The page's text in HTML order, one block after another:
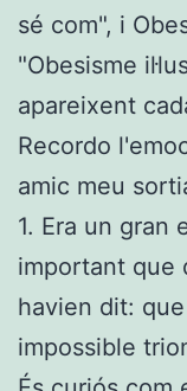
sé com", i
"Obesisme
apareixent
Recordo
amic meu
1. Era un gran
important que
havien dit:
impossible